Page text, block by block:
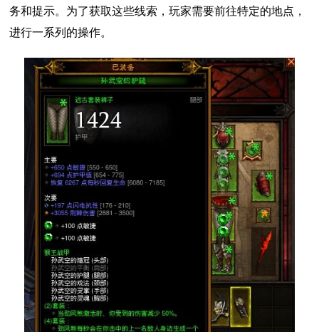
务和提示。为了获取这些线索，玩家需要前往特定的地点，
进行一系列的操作。